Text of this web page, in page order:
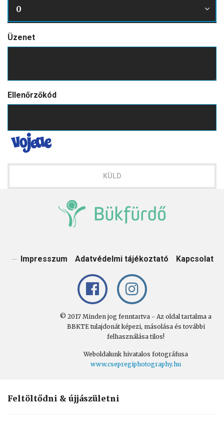
0
Üzenet
Ellenőrzőkód
KÜLD
Impresszum Adatvédelmi tájékoztató Kapcsolat
© 2017 Minden jog fenntartva - Az oldal tartalma a
BBKTE tulajdonát képezi, másolása és további
felhasználása tilos!
Weboldalunk hivatalos fotográfusa
www.csepregiphotography.hu
Feltöltődni & újjászületni